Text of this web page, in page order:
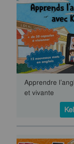
Apprendre
et vivante